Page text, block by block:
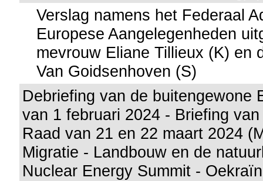
Verslag namens het Federaal
Europese Aangelegenheden
mevrouw Eliane Tillieux (K) en
Van Goidsenhoven (S)
Debriefing van de buitengewone
van 1 februari 2024 - Briefing
Raad van 21 en 22 maart 2024
Migratie - Landbouw en de
Nuclear Energy Summit -